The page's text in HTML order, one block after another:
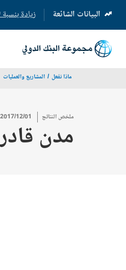
البيانات الشائعة زيادة بنسبة 9% في الأجر بالساعة مقابل كل عام إضافي من التعليم المدرسي
(opens
in
a
new
ماذا نفعل المشاريع والعمليات
ملخص النتائج 2017/12/01
مدن